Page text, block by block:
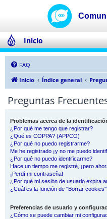
Inicio
FAQ
Inicio
Índice general
Preguntas
Problemas acerca de la
¿Por qué me tengo que registrar?
¿Qué es COPPA? (APPCO)
¿Por qué no puedo registrarme?
Me he registrado ¡y no me puedo
¿Por qué no puedo identificarme?
Hace un tiempo me registré, ¡pero
¡Perdí mi contraseña!
¿Por qué mi sesión de usuario expira
¿Cuál es la función de "Borrar
Preferencias de usuario y
¿Cómo se puede cambiar mi